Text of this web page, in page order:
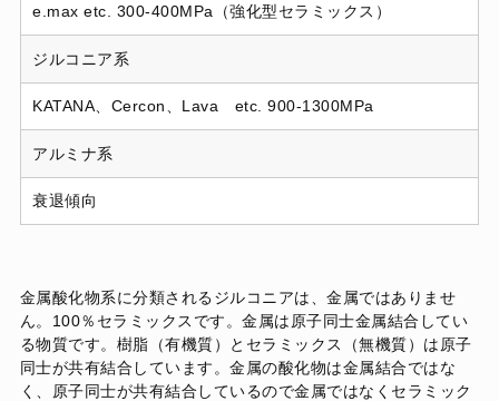
e.max etc. 300-400MPa（強化型セラミックス）
ジルコニア系
KATANA、Cercon、Lava etc. 900-1300MPa
アルミナ系
衰退傾向
金属酸化物系に分類されるジルコニアは、金属ではありませ
ん。100％セラミックスです。金属は原子同士金属結合してい
る物質です。樹脂（有機質）とセラミックス（無機質）は原子
同士が共有結合しています。金属の酸化物は金属結合ではな
く、原子同士が共有結合しているので金属ではなくセラミック